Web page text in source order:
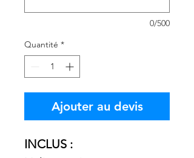
0/500
Quantité *
Ajouter au devis
INCLUS :